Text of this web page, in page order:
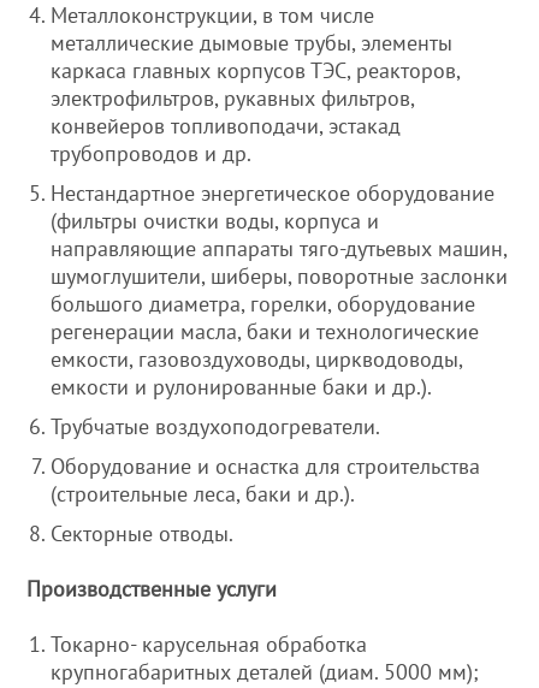
Металлоконструкции, в том числе
металлические дымовые трубы, элементы
каркаса главных корпусов ТЭС, реакторов,
электрофильтров, рукавных фильтров,
конвейеров топливоподачи, эстакад
трубопроводов и др.
Нестандартное энергетическое оборудование
(фильтры очистки воды, корпуса и
направляющие аппараты тяго-дутьевых машин,
шумоглушители, шиберы, поворотные заслонки
большого диаметра, горелки, оборудование
регенерации масла, баки и технологические
емкости, газовоздуховоды, циркводоводы,
емкости и рулонированные баки и др.).
Трубчатые воздухоподогреватели.
Оборудование и оснастка для строительства
(строительные леса, баки и др.).
Секторные отводы.
Производственные услуги
Токарно- карусельная обработка
крупногабаритных деталей (диам. 5000 мм);